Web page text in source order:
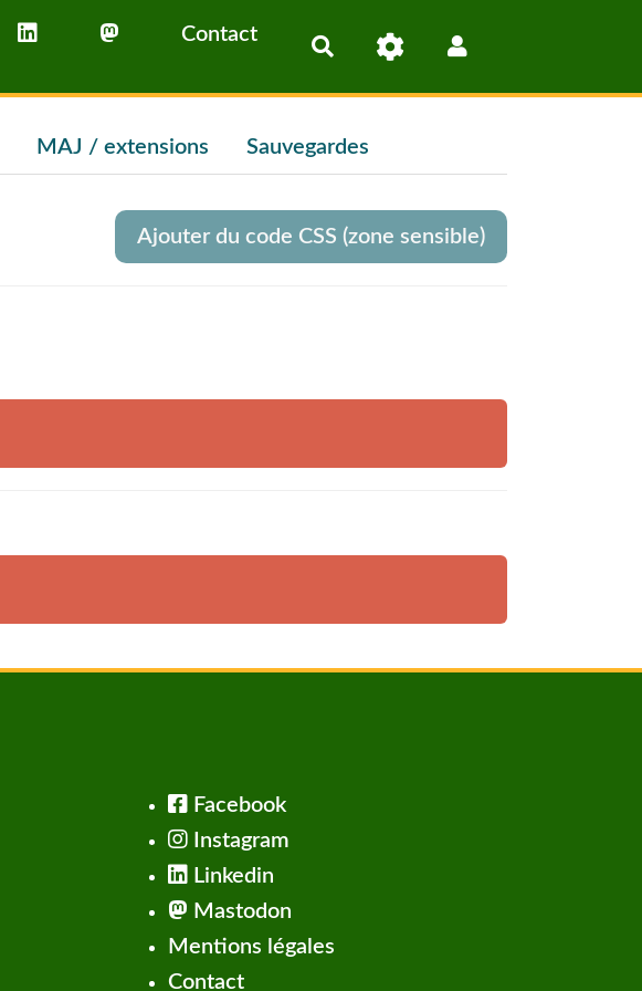
Contact Rechercher
MAJ / extensions Sauvegardes
Ajouter du code CSS (zone sensible)
Facebook
Instagram
Linkedin
Mastodon
Mentions légales
Contact